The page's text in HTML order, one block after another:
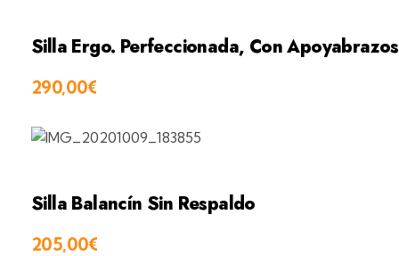
Silla Ergo. Perfeccionada, Con Apoyabrazos
290,00€
Silla Balancín Sin Respaldo
205,00€